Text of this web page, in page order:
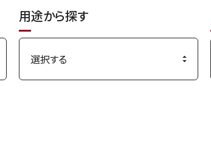
す
用途から探す